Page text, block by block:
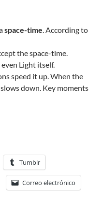
space-time. According to
the space-time.
even Light itself.
speed it up. When the
down. Key moments
Tumblr
Correo electrónico